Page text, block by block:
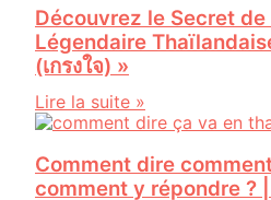
Découvrez le Secret de
Légendaire
(เกรงใจ) »
Lire la suite »
Comment dire
comment y répondre ?